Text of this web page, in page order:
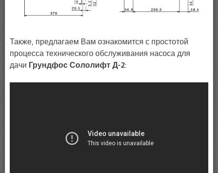
Также, предлагаем Вам ознакомится с простотой
процесса технического обслуживания насоса для
дачи Грундфос Сололифт Д-2: